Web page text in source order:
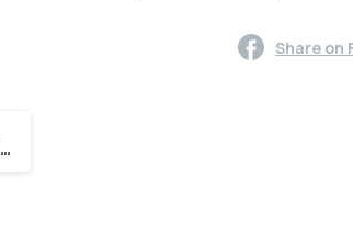
Share on
E-Faturaya Nasıl Geçilir?